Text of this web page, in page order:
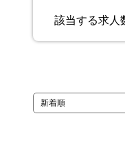
該当する求人